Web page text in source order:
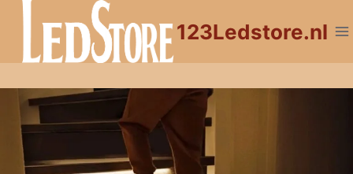
Doorgaan
inhoud
123Ledstore.nl